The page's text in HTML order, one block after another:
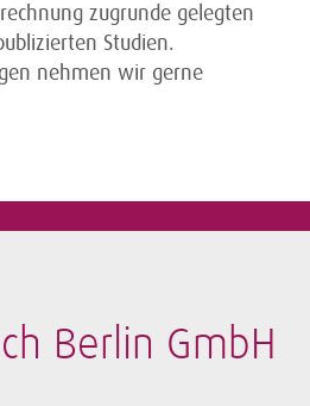
zugrunde gelegten
Studien.
nehmen wir gerne
Berlin GmbH